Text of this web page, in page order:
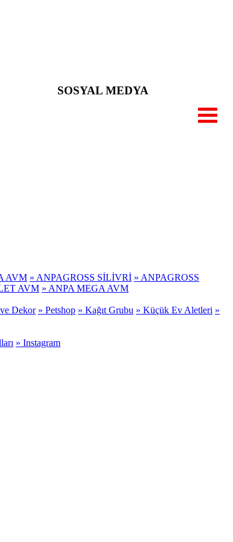
SOSYAL MEDYA
AVM » ANPAGROSS SİLİVRİ » ANPAGROSS
AVM » ANPA MEGA AVM
Dekor » Petshop » Kağıt Grubu » Küçük Ev Aletleri »
» Instagram